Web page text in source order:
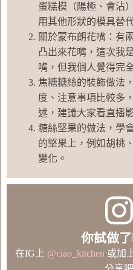
蛋糕模（陽極、會沾
用其他形狀的模具替
關於蒙布朗花嘴：有
凸出來花嘴，這次我
嘴，但我個人覺得完
焦糖糖絲的裝飾做法
度、注意事項比較多
述，建議大家看直播
糖絲堅果的做法，學
的堅果上，例如胡桃
變化。
你試做了
在IG上 @ciao_kitchen 或加